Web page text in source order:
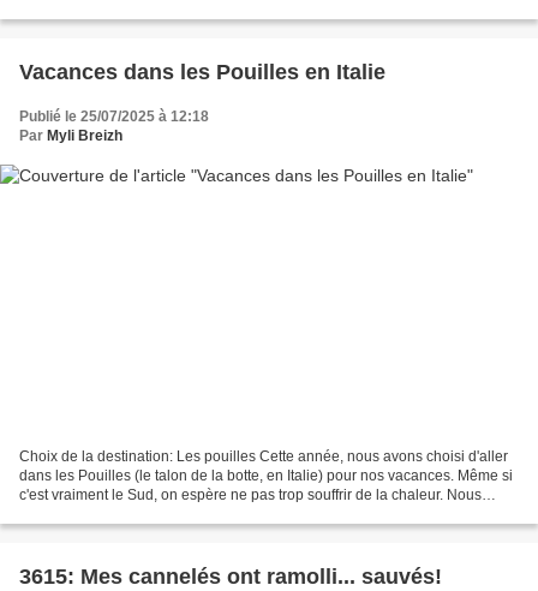
Vacances dans les Pouilles en Italie
Publié le 25/07/2025 à 12:18
Par Myli Breizh
Choix de la destination: Les pouilles Cette année, nous avons choisi d'aller
dans les Pouilles (le talon de la botte, en Italie) pour nos vacances. Même si
c'est vraiment le Sud, on espère ne pas trop souffrir de la chaleur. Nous
3615: Mes cannelés ont ramolli... sauvés!